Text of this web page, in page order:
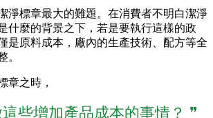
淨標章最大的難題。在消費者不明白潔淨
什麼的背景之下，若是要執行這樣的政
是原料成本，廠內的生產技術、配方等全
。
章之時，
些增加產品成本的事情？ ❞